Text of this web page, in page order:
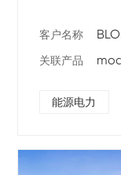
客户名称
关联产品
能源电力